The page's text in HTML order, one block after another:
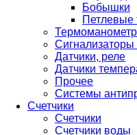
Бобышки
Петлевые
Сигнализаторы
Датчики, реле
Датчики
Прочее
Системы
Счетчики
Счетчики
Счетчики воды